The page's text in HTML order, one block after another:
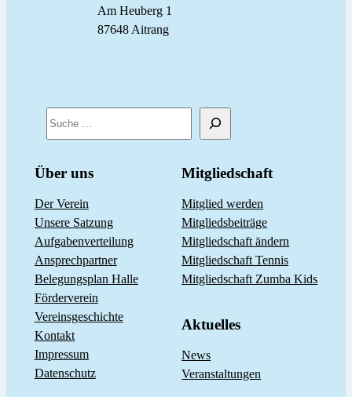
Am Heuberg 1
87648 Aitrang
S
u
e
n
Über uns
Der Verein
Unsere Satzung
Aufgabenverteilung
Ansprechpartner
Belegungsplan Halle
Förderverein
Vereinsgeschichte
Kontakt
Impressum
Datenschutz
Mitgliedschaft
Mitglied werden
Mitgliedsbeiträge
Mitgliedschaft ändern
Mitgliedschaft Tennis
Mitgliedschaft Zumba Kids
Aktuelles
News
Veranstaltungen